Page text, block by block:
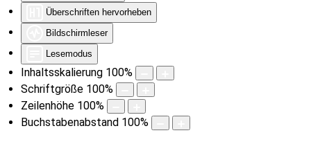
Überschriften hervorheben
Bildschirmleser
Lesemodus
Inhaltsskalierung 100%
Schriftgröße 100%
Zeilenhöhe 100%
Buchstabenabstand 100%